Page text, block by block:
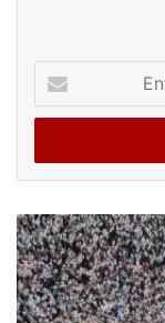
your
Email